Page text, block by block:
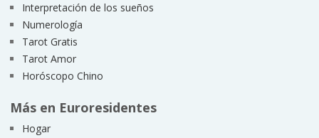
Interpretación de los sueños
Numerología
Tarot Gratis
Tarot Amor
Horóscopo Chino
Más en Euroresidentes
Hogar